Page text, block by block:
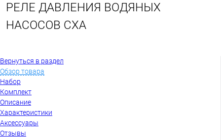
РЕЛЕ ДАВЛЕНИЯ ВОДЯНЫХ
НАСОСОВ CXA
Вернуться в раздел
Обзор товара
Набор
Комплект
Описание
Характеристики
Аксессуары
Отзывы